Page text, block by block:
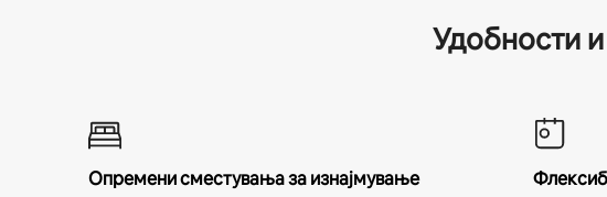
Удобности
Опремени сместувања за изнајмување